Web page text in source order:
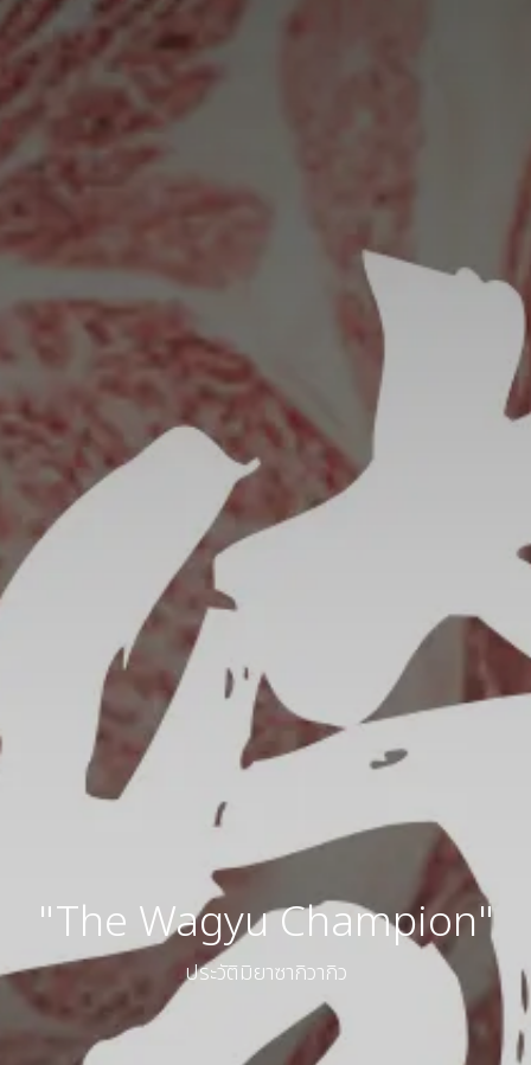
"The Wagyu Champion"
ประวัติมิยาซากิวากิว